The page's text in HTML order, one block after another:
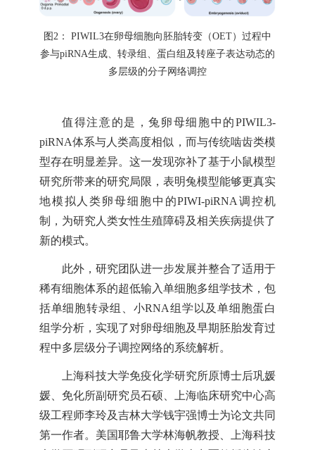
图 2： PIWIL3在卵母细胞向胚胎转变（OET）过程中
参与piRNA生成、转录组、蛋白组及转座子表达动态的
多层级的分子网络调控
值得注意的是，兔卵母细胞中的PIWIL3-
piRNA体系与人类高度相似，而与传统啮齿类模
型存在明显差异。这一发现弥补了基于小鼠模型
研究所带来的研究局限，表明兔模型能够更真实
地模拟人类卵母细胞中的PIWI-piRNA调控机
制，为研究人类女性生殖障碍及相关疾病提供了
新的模式。
此外，研究团队进一步发展并整合了适用于
稀有细胞体系的超低输入单细胞多组学技术，包
括单细胞转录组、小RNA组学以及单细胞蛋白
组学分析，实现了对卵母细胞及早期胚胎发育过
程中多层级分子调控网络的系统解析。
上海科技大学免疫化学研究所原博士后巩媛
媛、免化所副研究员石硕、上海临床研究中心高
级工程师李玲及吉林大学钱宇强博士为论文共同
第一作者。美国耶鲁大学林海帆教授、上海科技